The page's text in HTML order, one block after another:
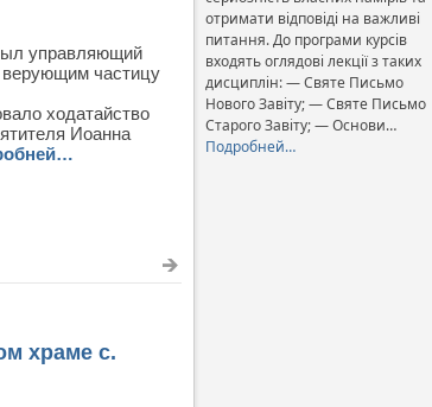
управляющий
верующим частицу
ходатайство
Иоанна
храме с.
отримати відповіді на важливі
питання. До програми курсів
входять оглядові лекції з таких
дисциплін: — Святе Письмо
Нового Завіту; — Святе Письмо
Старого Завіту; — Основи…
Подробней…